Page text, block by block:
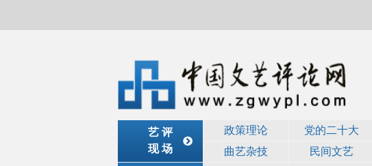
艺 评
现 场
政策理论 党的二十大
曲艺杂技
民间文艺